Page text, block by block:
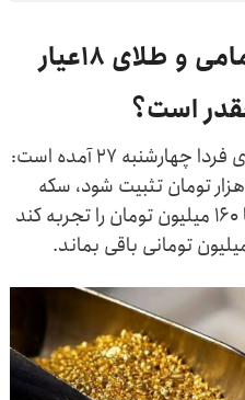
محدوده قیمت سکه امامی و طلای ۱۸عیار
در پیش‌بینی قیمت سکه و طلای فردا چهارشنبه ۲۷ آمده است:
اگر دلار در محدوده ۱۵۵ تا ۱۵۷ هزار تومان تثبیت شود، سکه
امامی می‌تواند محدوده ۱۵۷ تا ۱۶۰ میلیون تومان را تجربه کند